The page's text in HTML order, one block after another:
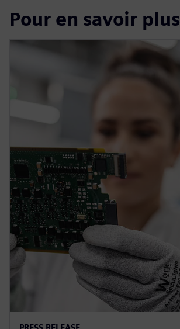
Pour en savoir plus